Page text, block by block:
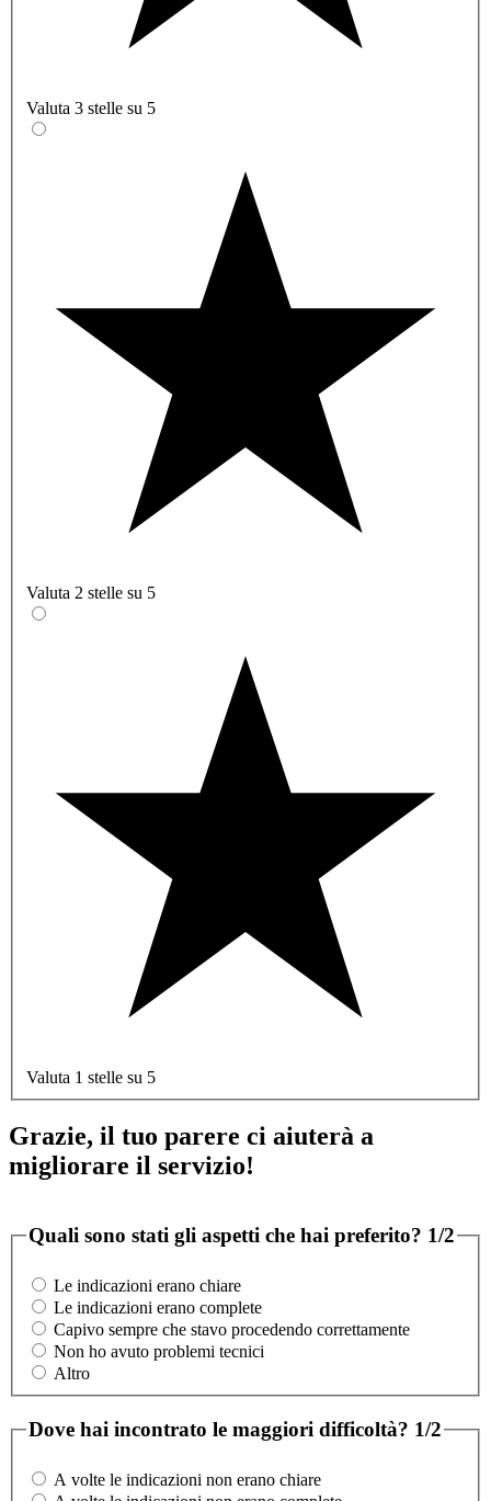
Valuta 3 stelle su 5
Valuta 2 stelle su 5
Valuta 1 stelle su 5
Grazie, il tuo parere ci aiuterà a
migliorare il servizio!
Quali sono stati gli aspetti che hai preferito? 1/2
Le indicazioni erano chiare
Le indicazioni erano complete
Capivo sempre che stavo procedendo correttamente
Non ho avuto problemi tecnici
Altro
Dove hai incontrato le maggiori difficoltà? 1/2
A volte le indicazioni non erano chiare